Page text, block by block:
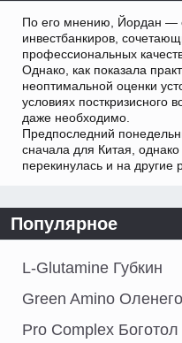
По его мнению, Йордан —
инвестбанкиров,
профессиональных
Однако, как показала
неоптимальной оценки
условиях посткризисного
даже необходимо.
Предпоследний
сначала для Китая,
перекинулась и на другие
Популярное
L-Glutamine Губкин
Green Amino
Pro Complex Боготол